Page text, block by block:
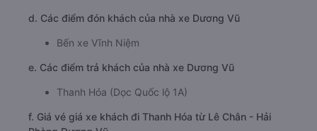
d. Các điểm đón khách của nhà xe Dương Vũ
Bến xe Vĩnh Niệm
e. Các điểm trả khách của nhà xe Dương Vũ
Thanh Hóa (Dọc Quốc lộ 1A)
f. Giá vé giá xe khách đi Thanh Hóa từ Lê Chân - Hải